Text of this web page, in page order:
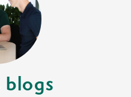
blogs